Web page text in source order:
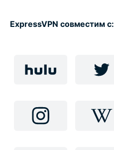
ExpressVPN совместим с: